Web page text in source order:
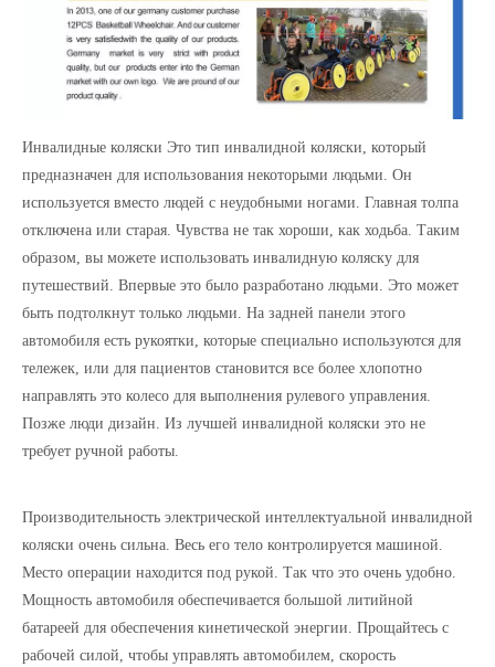
Инвалидные коляски Это тип инвалидной коляски, который
предназначен для использования некоторыми людьми. Он
используется вместо людей с неудобными ногами. Главная толпа
отключена или старая. Чувства не так хороши, как ходьба. Таким
образом, вы можете использовать инвалидную коляску для
путешествий. Впервые это было разработано людьми. Это может
быть подтолкнут только людьми. На задней панели этого
автомобиля есть рукоятки, которые специально используются для
тележек, или для пациентов становится все более хлопотно
направлять это колесо для выполнения рулевого управления.
Позже люди дизайн. Из лучшей инвалидной коляски это не
требует ручной работы.
Производительность электрической интеллектуальной инвалидной
коляски очень сильна. Весь его тело контролируется машиной.
Место операции находится под рукой. Так что это очень удобно.
Мощность автомобиля обеспечивается большой литийной
батареей для обеспечения кинетической энергии. Прощайтесь с
рабочей силой, чтобы управлять автомобилем, скорость